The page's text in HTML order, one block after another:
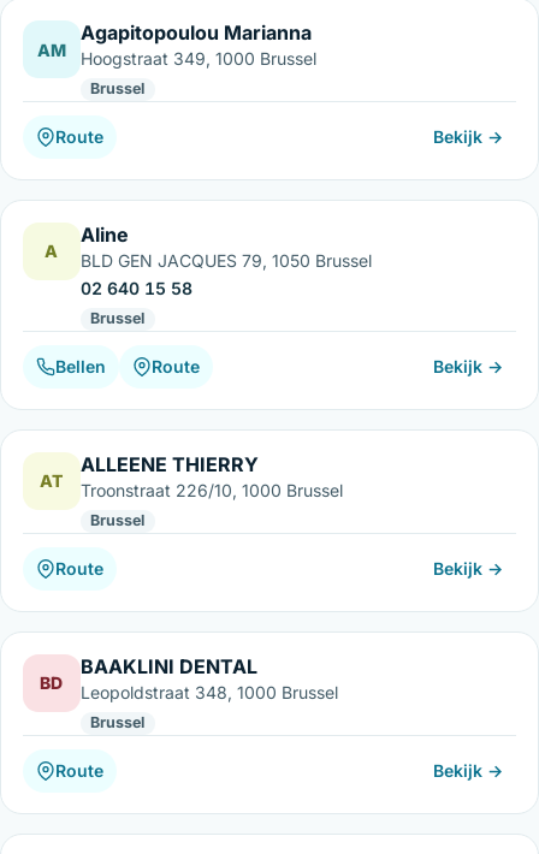
AM
Agapitopoulou Marianna
Hoogstraat 349, 1000 Brussel
Brussel
Route Bekijk →
A
Aline
BLD GEN JACQUES 79, 1050 Brussel
02 640 15 58
Brussel
Bellen Route Bekijk →
AT
ALLEENE THIERRY
Troonstraat 226/10, 1000 Brussel
Brussel
Route Bekijk →
BD
BAAKLINI DENTAL
Leopoldstraat 348, 1000 Brussel
Brussel
Route Bekijk →